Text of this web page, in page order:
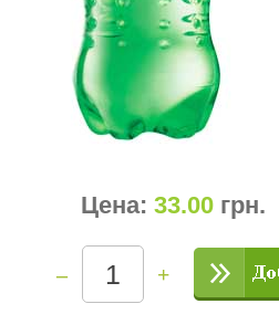
Цена: 33.00 грн.
– +